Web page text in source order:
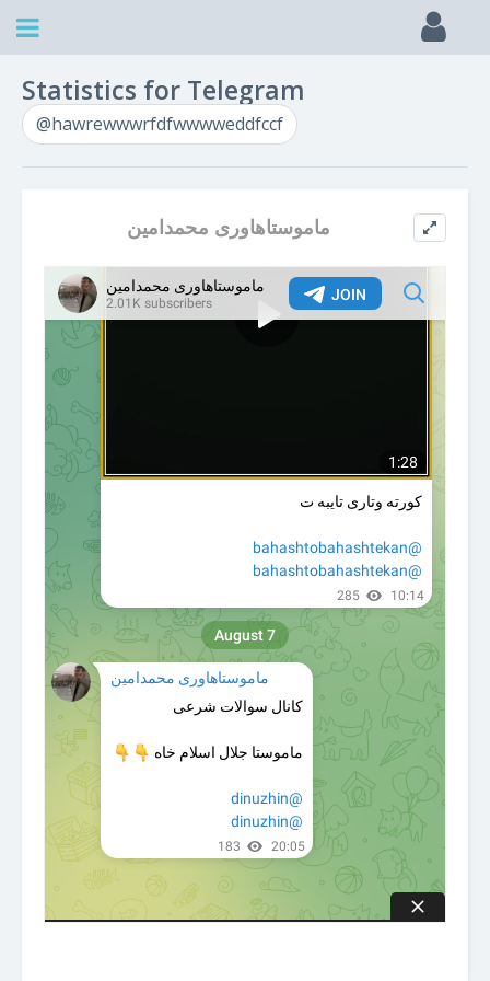
Statistics for Telegram
@hawrewwwrfdfwwwweddfccf
ماموستاهاوری محمدامین